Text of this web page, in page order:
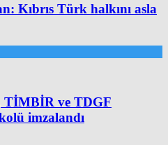
Kıbrıs Türk halkını asla
TİMBİR ve TDGF
imzalandı